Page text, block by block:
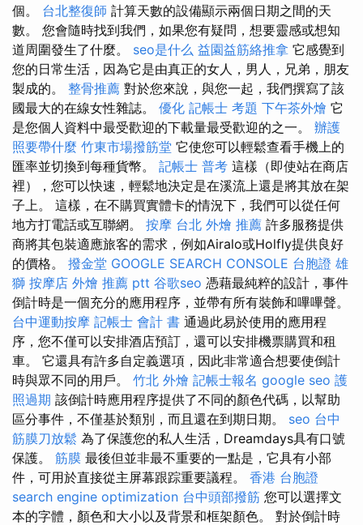
個。 台北整復師 計算天數的設備顯示兩個日期之間的天
數。 您會隨時找到我們，如果您有疑問，想要靈感或想知
道周圍發生了什麼。 seo是什么 益園益筋絡推拿 它感覺到
您的日常生活，因為它是由真正的女人，男人，兄弟，朋友
製成的。 整骨推薦 對於您來說，與您一起，我們撰寫了該
國最大的在線女性雜誌。 優化 記帳士 考題 下午茶外燴 它
是您個人資料中最受歡迎的下載量最受歡迎的之一。 辦護
照要帶什麼 竹東市場撥筋堂 它使您可以輕鬆查看手機上的
匯率並切換到每種貨幣。 記帳士 普考 這樣（即使站在商店
裡），您可以快速，輕鬆地決定是在溪流上還是將其放在架
子上。 這樣，在不購買實體卡的情況下，我們可以從任何
地方打電話或互聯網。 按摩 台北 外燴 推薦 許多服務提供
商將其包裝適應旅客的需求，例如Airalo或Holfly提供良好
的價格。 撥金堂 GOOGLE SEARCH CONSOLE 台胞證 雄
獅 按摩店 外燴 推薦 ptt 谷歌seo 憑藉最純粹的設計，事件
倒計時是一個充分的應用程序，並帶有所有裝飾和嗶嗶聲。
台中運動按摩 記帳士 會計 書 通過此易於使用的應用程
序，您不僅可以安排酒店預訂，還可以安排機票購買和租
車。 它還具有許多自定義選項，因此非常適合想要使倒計
時與眾不同的用戶。 竹北 外燴 記帳士報名 google seo 護
照過期 該倒計時應用程序提供了不同的顏色代碼，以幫助
區分事件，不僅基於類別，而且還在到期日期。 seo 台中
筋膜刀放鬆 為了保護您的私人生活，Dreamdays具有口號
保護。 筋膜 最後但並非最不重要的一點是，它具有小部
件，可用於直接從主屏幕跟踪重要議程。 香港 台胞證
search engine optimization 台中頭部撥筋 您可以選擇文
本的字體，顏色和大小以及背景和框架顏色。 對於倒計時